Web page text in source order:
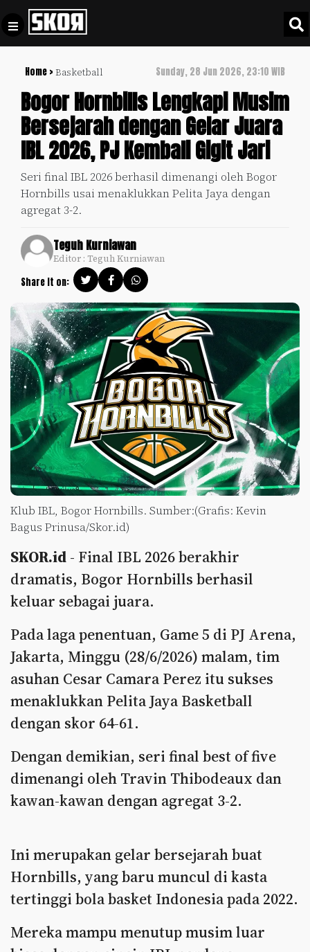
Home > Basketball Sunday, 28 Jun 2026, 23:10 WIB
Bogor Hornbills Lengkapi Musim
Bersejarah dengan Gelar Juara
IBL 2026, PJ Kembali Gigit Jari
Seri final IBL 2026 berhasil dimenangi oleh Bogor
Hornbills usai menaklukkan Pelita Jaya dengan
agregat 3-2.
Teguh Kurniawan
Editor : Teguh Kurniawan
Share it on:
Klub IBL, Bogor Hornbills. Sumber:(Grafis: Kevin
Bagus Prinusa/Skor.id)
SKOR.id - Final IBL 2026 berakhir
dramatis, Bogor Hornbills berhasil
keluar sebagai juara.
Pada laga penentuan, Game 5 di PJ Arena,
Jakarta, Minggu (28/6/2026) malam, tim
asuhan Cesar Camara Perez itu sukses
menaklukkan Pelita Jaya Basketball
dengan skor 64-61.
Dengan demikian, seri final best of five
dimenangi oleh Travin Thibodeaux dan
kawan-kawan dengan agregat 3-2.
Ini merupakan gelar bersejarah buat
Hornbills, yang baru muncul di kasta
tertinggi bola basket Indonesia pada 2022.
Mereka mampu menutup musim luar
Football +
Culture +
+
Timnas
Indonesia
SKOR
SPECIAL
Video
Policy
Pedoman
Pemberitaan
Media
Siber
Kami